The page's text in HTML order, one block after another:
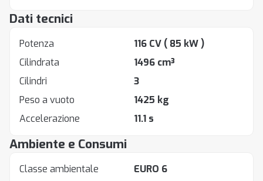
Dati tecnici
Potenza 116 CV ( 85 kW )
Cilindrata
1496 cm³
Cilindri
3
Peso a vuoto
1425 kg
Accelerazione
11.1 s
Ambiente e Consumi
Classe ambientale
EURO 6